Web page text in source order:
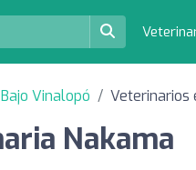
Vinalopó Veterinarios
Nakama